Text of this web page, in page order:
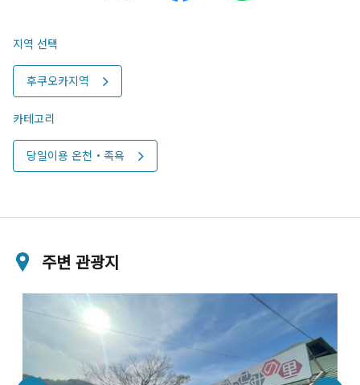
지역 선택
후쿠오카지역
카테고리
당일이용 온천・족욕
주변 관광지